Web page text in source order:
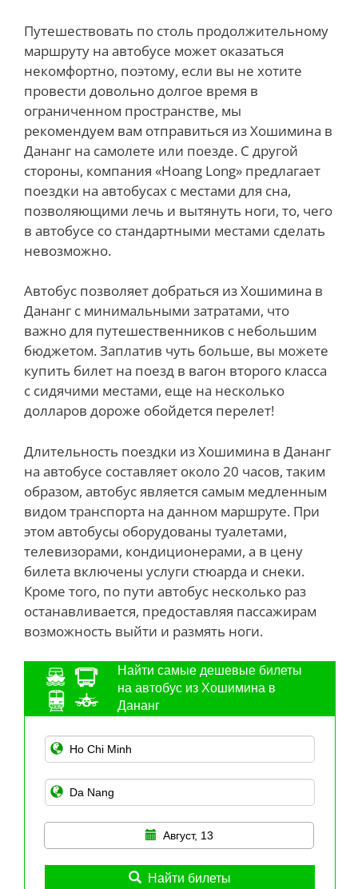
Путешествовать по столь продолжительному
маршруту на автобусе может оказаться
некомфортно, поэтому, если вы не хотите
провести довольно долгое время в
ограниченном пространстве, мы
рекомендуем вам отправиться из Хошимина в
Дананг на самолете или поезде. С другой
стороны, компания «Hoang Long» предлагает
поездки на автобусах с местами для сна,
позволяющими лечь и вытянуть ноги, то, чего
в автобусе со стандартными местами сделать
невозможно.
Автобус позволяет добраться из Хошимина в
Дананг с минимальными затратами, что
важно для путешественников с небольшим
бюджетом. Заплатив чуть больше, вы можете
купить билет на поезд в вагон второго класса
с сидячими местами, еще на несколько
долларов дороже обойдется перелет!
Длительность поездки из Хошимина в Дананг
на автобусе составляет около 20 часов, таким
образом, автобус является самым медленным
видом транспорта на данном маршруте. При
этом автобусы оборудованы туалетами,
телевизорами, кондиционерами, а в цену
билета включены услуги стюарда и снеки.
Кроме того, по пути автобус несколько раз
останавливается, предоставляя пассажирам
возможность выйти и размять ноги.
Найти самые дешевые билеты
на автобус из Хошимина в
Дананг
Август, 13
Найти билеты